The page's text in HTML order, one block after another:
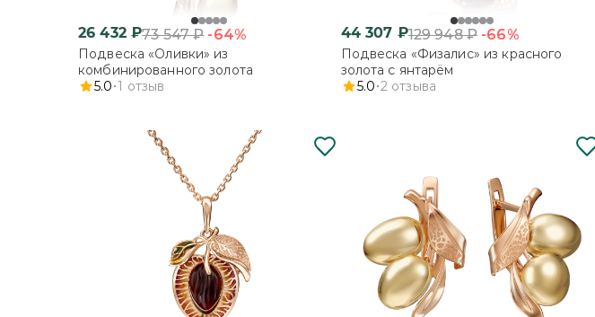
26 432₽73 547₽ -64%
Подвеска «Оливки» из
комбинированного золота
5.0 1 отзыв
44 307 ₽129 948₽ -66%
Подвеска «Физалис» из красного
золота с янтарём
5.0 2 отзыва